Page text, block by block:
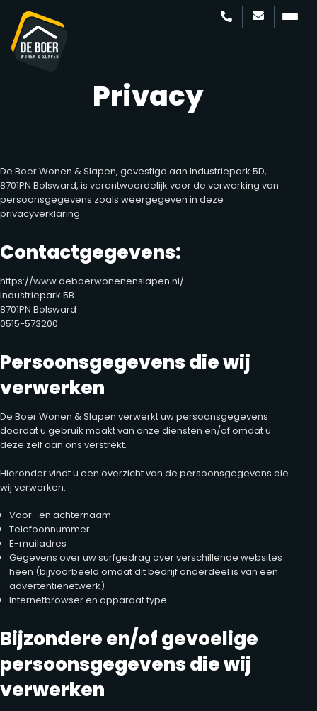
Privacy
De Boer Wonen & Slapen, gevestigd aan Industriepark 5D,
8701PN Bolsward, is verantwoordelijk voor de verwerking van
persoonsgegevens zoals weergegeven in deze
privacyverklaring.
Contactgegevens:
https://www.deboerwonenenslapen.nl/
Industriepark 5B
8701PN Bolsward
0515-573200
Persoonsgegevens die wij
verwerken
De Boer Wonen & Slapen verwerkt uw persoonsgegevens
doordat u gebruik maakt van onze diensten en/of omdat u
deze zelf aan ons verstrekt.
Hieronder vindt u een overzicht van de persoonsgegevens die
wij verwerken:
Voor- en achternaam
Telefoonnummer
E-mailadres
Gegevens over uw surfgedrag over verschillende websites
heen (bijvoorbeeld omdat dit bedrijf onderdeel is van een
advertentienetwerk)
Internetbrowser en apparaat type
Bijzondere en/of gevoelige
persoonsgegevens die wij
verwerken